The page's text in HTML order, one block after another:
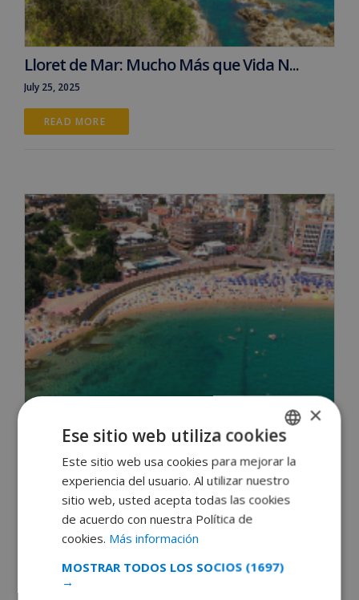
Lloret de Mar: Mucho Más que Vida N...
July 25, 2025
READ MORE
Excursiones desde Lloret de Mar: ¿Q...
May 24, 2025
READ MORE
SPANISH
DUTCH
GERMAN
×
Ese sitio web utiliza cookies
Este sitio web usa cookies para mejorar la
experiencia del usuario. Al utilizar nuestro
sitio web, usted acepta todas las cookies
de acuerdo con nuestra Política de
cookies. Más información
MOSTRAR TODOS LOS SOCIOS (1697)
→